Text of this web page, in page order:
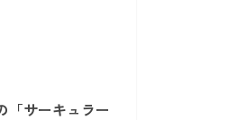
「サーキュラー